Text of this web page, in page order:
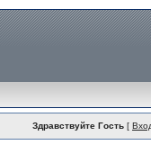
Здравствуйте Гость [